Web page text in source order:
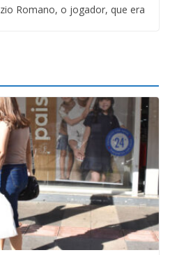
Romano, o jogador, que era